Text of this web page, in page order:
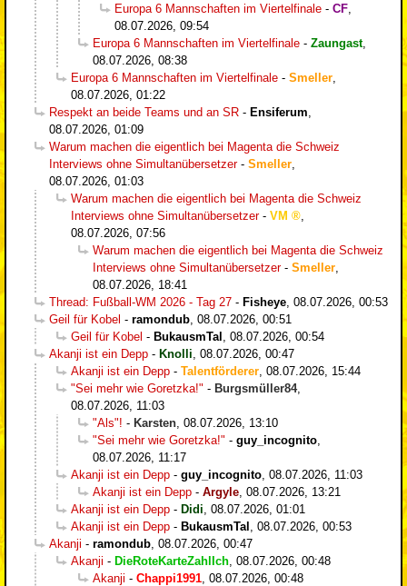
Europa 6 Mannschaften im Viertelfinale - CF
08.07.2026, 09:54
Europa 6 Mannschaften im Viertelfinale - Zaungast,
08.07.2026, 08:38
Europa 6 Mannschaften im Viertelfinale - Smeller
08.07.2026, 01:22
Respekt an beide Teams und an SR - Ensiferum
08.07.2026, 01:09
Warum machen die eigentlich bei Magenta die Schweiz
Interviews ohne Simultanübersetzer- Smeller
08.07.2026, 01:03
Warum machen die eigentlich bei Magenta die Schweiz
Interviews ohne Simultanübersetzer- VM
08.07.2026, 07:56
Warum machen die eigentlich bei Magenta die Schweiz
Interviews ohne Simultanübersetzer- Smeller
08.07.2026, 18:41
Thread: Fußball-WM 2026 - Tag 27 - Fisheye 08.07.2026, 00:53
Geil für Kobel - ramondub 08.07.2026, 00:51
Geil für Kobel - BukausmTal
08.07.2026, 00:54
Akanji ist ein Depp - Knolli 08.07.2026, 00:47
Akanji ist ein Depp - Talentförderer 08.07.2026, 15:44
"Sei mehr wie Goretzka!" - Burgsmüller84,
08.07.2026, 11:03
"Als"! - Karsten 08.07.2026, 13:10
"Sei mehr wie Goretzka!" - guy_incognito
08.07.2026, 11:17
Akanji ist ein Depp - guy_incognito 08.07.2026, 11:03
Akanji ist ein Depp - Argyle 08.07.2026, 13:21
Akanji ist ein Depp - Didi 08.07.2026, 01:01
Akanji ist ein Depp - BukausmTal
08.07.2026, 00:53
Akanji - ramondub 08.07.2026, 00:47
Akanji - DieRoteKarteZahlIch 08.07.2026, 00:48
Akanji - Chappi1991 08.07.2026, 00:48